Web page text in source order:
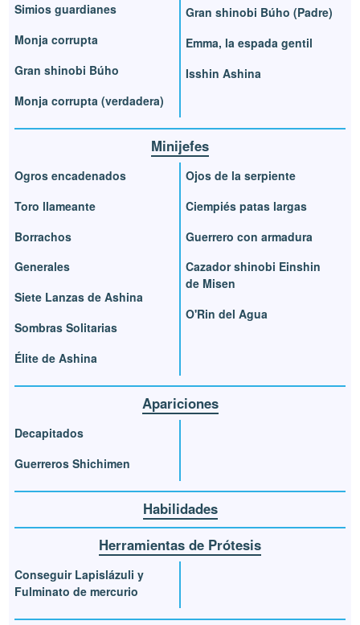
Simios guardianes
Monja corrupta
Gran shinobi Búho
Monja corrupta (verdadera)
Gran shinobi Búho (Padre)
Emma, la espada gentil
Isshin Ashina
Minijefes
Ogros encadenados
Toro llameante
Borrachos
Generales
Siete Lanzas de Ashina
Sombras Solitarias
Élite de Ashina
Ojos de la serpiente
Ciempiés patas largas
Guerrero con armadura
Cazador shinobi Einshin
de Misen
O'Rin del Agua
Apariciones
Decapitados
Guerreros Shichimen
Habilidades
Herramientas de Prótesis
Conseguir Lapislázuli y
Fulminato de mercurio